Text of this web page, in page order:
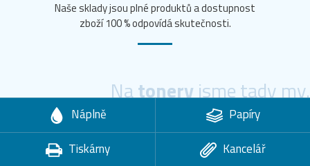
Naše sklady jsou plné produktů a dostupnost
zboží 100 % odpovídá skutečnosti.
Natoneryjsme tady my.
Náplně
Papíry
Tiskárny
Kancelář